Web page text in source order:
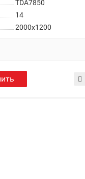
TDA7850
14
2000x1200